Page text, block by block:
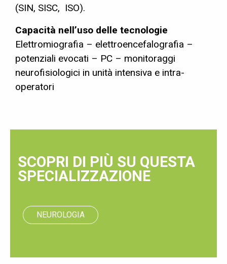
(SIN, SISC, ISO).
Capacità nell’uso delle tecnologie
Elettromiografia – elettroencefalografia –
potenziali evocati – PC – monitoraggi
neurofisiologici in unità intensiva e intra-
operatori
SCOPRI DI PIÙ SU QUESTA
SPECIALIZZAZIONE
NEUROLOGIA